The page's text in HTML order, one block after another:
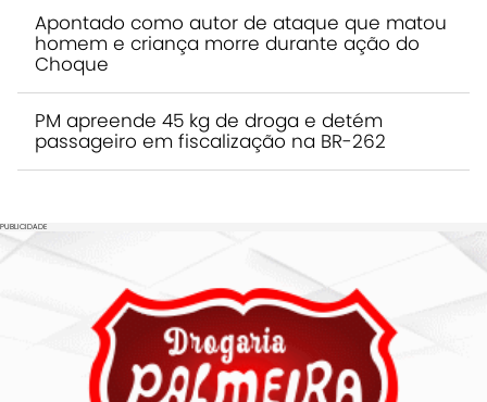
Apontado como autor de ataque que matou
homem e criança morre durante ação do
Choque
PM apreende 45 kg de droga e detém
passageiro em fiscalização na BR-262
PUBLICIDADE